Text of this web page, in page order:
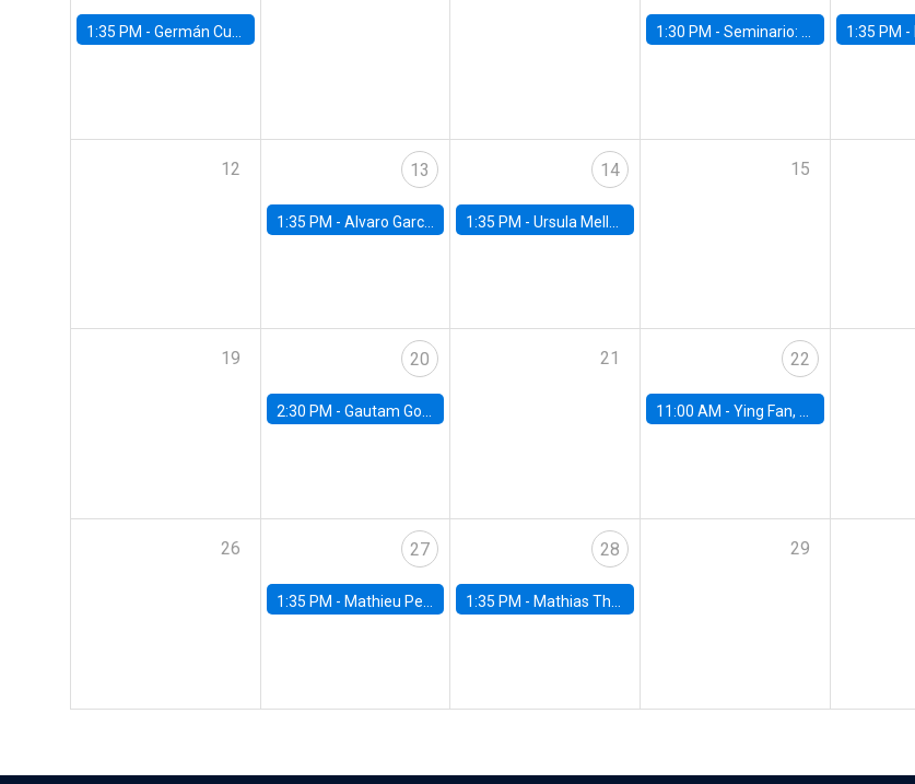
1:35 PM - Germán Cubas, University of Houston 1:30 PM -Seminario: “Recuperando la humanidad para progresar en la era de la IA» 1:35 PM -
12 13
1:35 PM - Alvaro Garcia-Marin, Universidad de Los Andes
14
1:35 PM -Ursula Mello, Insper - Institute of Education and Research
15
19 20
2:30 PM - Gautam Gowrisankaran, Columbia University
21 22
11:00 AM -Ying Fan, University of Michigan
26 27
1:35 PM - Mathieu Pedemonte, IDB
28
1:35 PM - Mathias Thoenig, University of Lausanne
29